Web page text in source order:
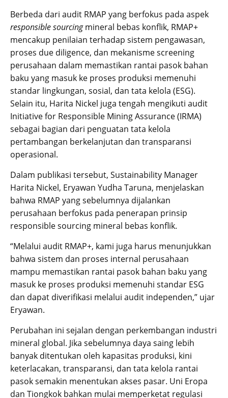
Berbeda dari audit RMAP yang berfokus pada aspek
responsible sourcingmineral bebas konflik, RMAP+
mencakup penilaian terhadap sistem pengawasan,
proses due diligence, dan mekanisme screening
perusahaan dalam memastikan rantai pasok bahan
baku yang masuk ke proses produksi memenuhi
standar lingkungan, sosial, dan tata kelola (ESG).
Selain itu, Harita Nickel juga tengah mengikuti audit
Initiative for Responsible Mining Assurance (IRMA)
sebagai bagian dari penguatan tata kelola
pertambangan berkelanjutan dan transparansi
operasional.
Dalam publikasi tersebut, Sustainability Manager
Harita Nickel, Eryawan Yudha Taruna, menjelaskan
bahwa RMAP yang sebelumnya dijalankan
perusahaan berfokus pada penerapan prinsip
responsible sourcing mineral bebas konflik.
“Melalui audit RMAP+, kami juga harus menunjukkan
bahwa sistem dan proses internal perusahaan
mampu memastikan rantai pasok bahan baku yang
masuk ke proses produksi memenuhi standar ESG
dan dapat diverifikasi melalui audit independen,” ujar
Eryawan.
Perubahan ini sejalan dengan perkembangan industri
mineral global. Jika sebelumnya daya saing lebih
banyak ditentukan oleh kapasitas produksi, kini
keterlacakan, transparansi, dan tata kelola rantai
pasok semakin menentukan akses pasar. Uni Eropa
dan Tiongkok bahkan mulai memperketat regulasi